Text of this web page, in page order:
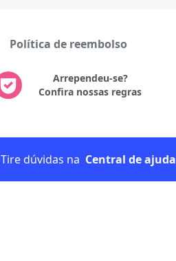
Política de reembolso
Arrependeu-se?
Confira nossas regras
Tire dúvidas na Central de ajuda